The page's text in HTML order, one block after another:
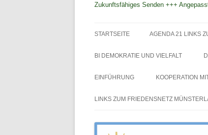
Zukunftsfähiges Senden +++
STARTSEITE AGENDA 21 LINKS
BI DEMOKRATIE UND VIELFALT
EINFÜHRUNG KOOPERATION
LINKS ZUM FRIEDENSNETZ